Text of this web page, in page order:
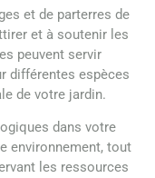
et de parterres de
et à soutenir les
peuvent servir
différentes espèces
de votre jardin.
dans votre
environnement, tout
les ressources